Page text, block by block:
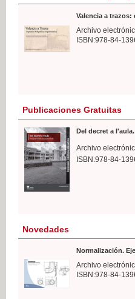
Valencia a
Archivo
ISBN:978-84-
Publicaciones Gratuitas
Del decret a
Archivo
ISBN:978-84-
Novedades
Normalización.
Archivo
ISBN:978-84-